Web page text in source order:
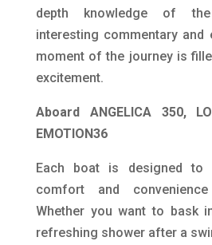
depth knowledge of
interesting commentary and
moment of the journey is
excitement.
Aboard ANGELICA 350,
EMOTION36
Each boat is designed
comfort and
Whether you want to bask
refreshing shower after a